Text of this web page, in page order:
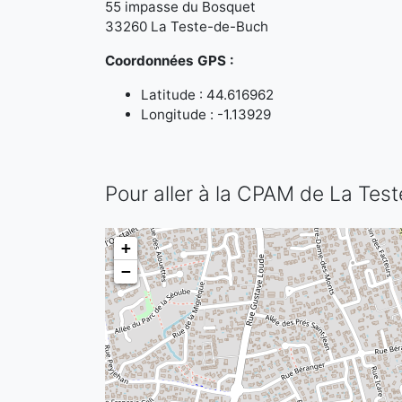
55 impasse du Bosquet
33260 La Teste-de-Buch
Coordonnées GPS :
Latitude : 44.616962
Longitude : -1.13929
Pour aller à la CPAM de La
+
−